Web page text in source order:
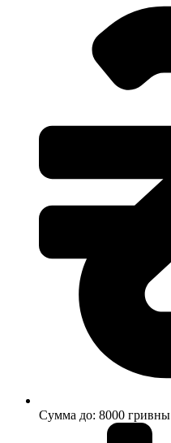
Сумма до: 8000 гривны